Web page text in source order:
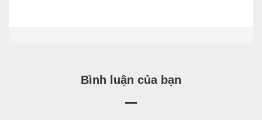
Bình luận của bạn